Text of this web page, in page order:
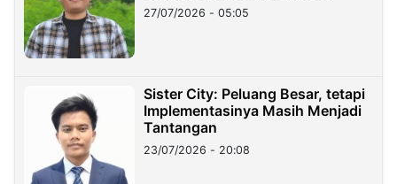
27/07/2026 - 05:05
Sister City: Peluang Besar, tetapi
Implementasinya Masih Menjadi
Tantangan
23/07/2026 - 20:08